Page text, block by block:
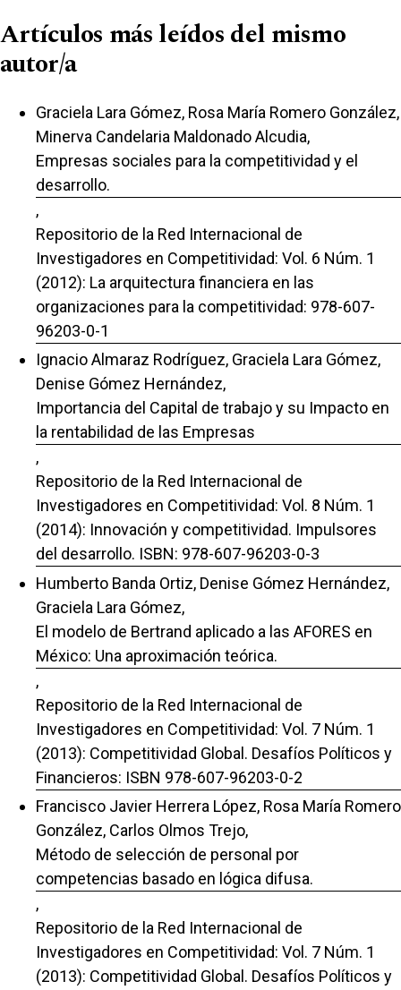
Artículos más leídos del mismo
autor/a
Graciela Lara Gómez, Rosa María Romero González,
Minerva Candelaria Maldonado Alcudia,
Empresas sociales para la competitividad y el
desarrollo.
,
Repositorio de la Red Internacional de
Investigadores en Competitividad: Vol. 6 Núm. 1
(2012): La arquitectura financiera en las
organizaciones para la competitividad: 978-607-
96203-0-1
Ignacio Almaraz Rodríguez, Graciela Lara Gómez,
Denise Gómez Hernández,
Importancia del Capital de trabajo y su Impacto en
la rentabilidad de las Empresas
,
Repositorio de la Red Internacional de
Investigadores en Competitividad: Vol. 8 Núm. 1
(2014): Innovación y competitividad. Impulsores
del desarrollo. ISBN: 978-607-96203-0-3
Humberto Banda Ortiz, Denise Gómez Hernández,
Graciela Lara Gómez,
El modelo de Bertrand aplicado a las AFORES en
México: Una aproximación teórica.
,
Repositorio de la Red Internacional de
Investigadores en Competitividad: Vol. 7 Núm. 1
(2013): Competitividad Global. Desafíos Políticos y
Financieros: ISBN 978-607-96203-0-2
Francisco Javier Herrera López, Rosa María Romero
González, Carlos Olmos Trejo,
Método de selección de personal por
competencias basado en lógica difusa.
,
Repositorio de la Red Internacional de
Investigadores en Competitividad: Vol. 7 Núm. 1
(2013): Competitividad Global. Desafíos Políticos y